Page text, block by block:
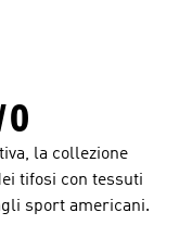
la collezione
tifosi con tessuti
sport americani.